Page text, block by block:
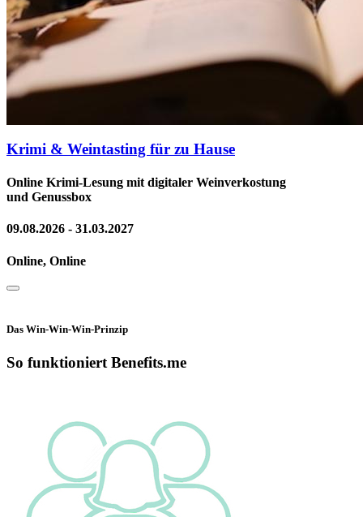
Krimi & Weintasting für zu Hause
Online Krimi-Lesung mit digitaler Weinverkostung
und Genussbox
09.08.2026 - 31.03.2027
Online, Online
Das Win-Win-Win-Prinzip
So funktioniert Benefits.me